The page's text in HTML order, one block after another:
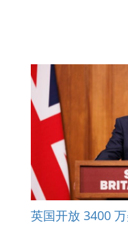
英国开放 3400